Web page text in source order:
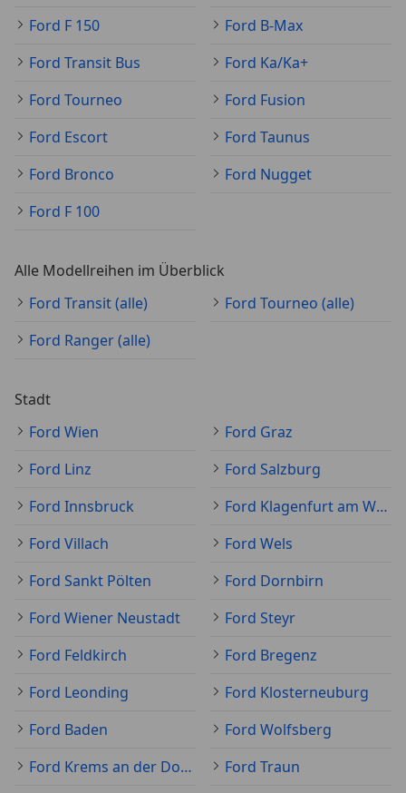
Ford F 150
Ford B-Max
Ford Transit Bus
Ford Ka/Ka+
Ford Tourneo
Ford Fusion
Ford Escort
Ford Taunus
Ford Bronco
Ford Nugget
Ford F 100
Alle Modellreihen im Überblick
Ford Transit (alle)
Ford Tourneo (alle)
Ford Ranger (alle)
Stadt
Ford Wien
Ford Graz
Ford Linz
Ford Salzburg
Ford Innsbruck
Ford Klagenfurt am Wörthersee
Ford Villach
Ford Wels
Ford Sankt Pölten
Ford Dornbirn
Ford Wiener Neustadt
Ford Steyr
Ford Feldkirch
Ford Bregenz
Ford Leonding
Ford Klosterneuburg
Ford Baden
Ford Wolfsberg
Ford Krems an der Donau
Ford Traun